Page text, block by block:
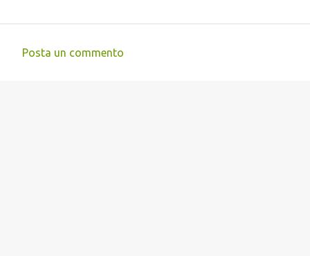
Posta un commento